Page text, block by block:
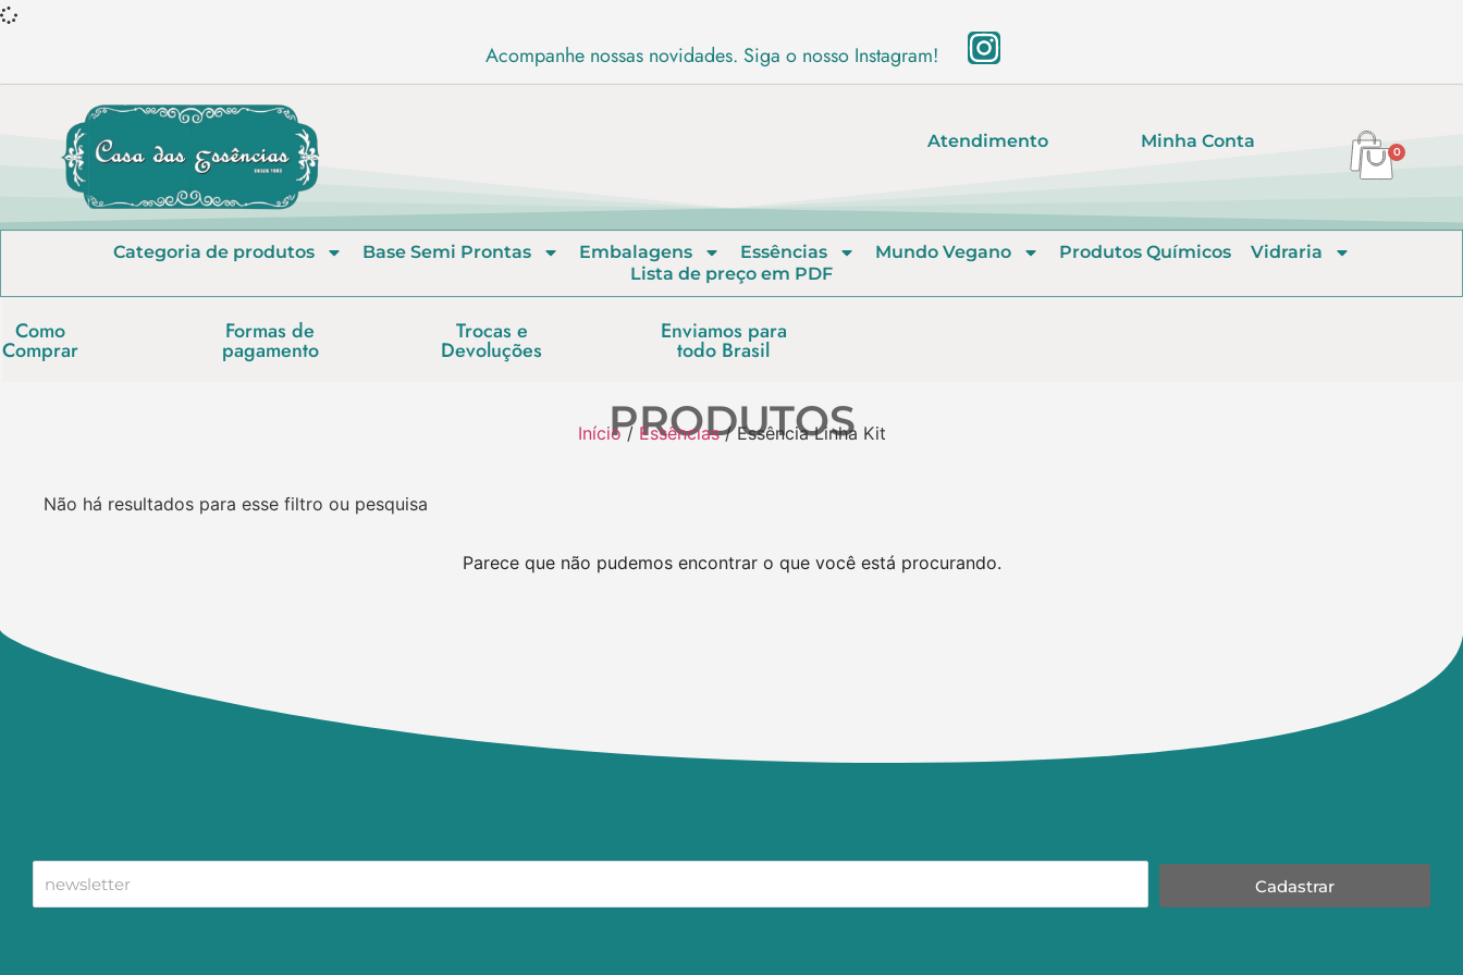
Acompanhe nossas novidades. Siga o nosso Instagram!
Atendimento Minha Conta
0
Categoria de produtos Base Semi Prontas Embalagens Essências Mundo Vegano Produtos Químicos
Vidraria
Lista de preço em PDF
Como
Comprar
Formas de
pagamento
Trocas e
Devoluções
Enviamos para
todo Brasil
PRODUTOS
Início/ Essências/ Essência Linha Kit
Não há resultados para esse filtro ou pesquisa
Parece que não pudemos encontrar o que você está procurando.
Cadastrar